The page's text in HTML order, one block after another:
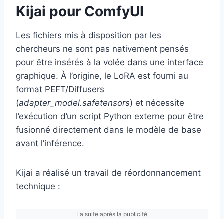
Kijai pour ComfyUI
Les fichiers mis à disposition par les
chercheurs ne sont pas nativement pensés
pour être insérés à la volée dans une interface
graphique. À l’origine, le LoRA est fourni au
format PEFT/Diffusers
(adapter_model.safetensors) et nécessite
l’exécution d’un script Python externe pour être
fusionné directement dans le modèle de base
avant l’inférence.
Kijai a réalisé un travail de réordonnancement
technique :
La suite après la publicité